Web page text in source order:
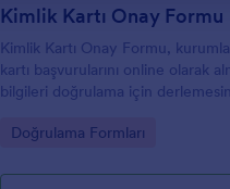
Kimlik Kartı Onay Formu
Kimlik Kartı Onay Formu,
kartı başvurularını online olarak
bilgileri doğrulama için
yardımcı olur.
Go to Category:
Doğrulama Formları